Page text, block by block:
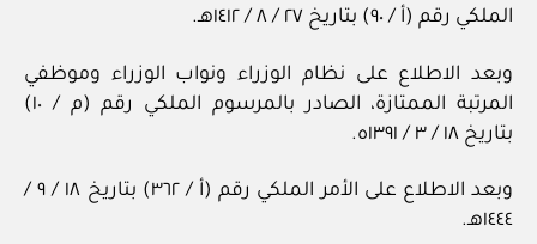
الملكي رقم (أ / ٩٠) بتاريخ ٢٧ / ٨ / ١٤١٢هـ.
وبعد الاطلاع على نظام الوزراء ونواب الوزراء وموظفي
المرتبة الممتازة، الصادر بالمرسوم الملكي رقم (م / ١٠)
بتاريخ ١٨ / ٣ / ١٣٩١ه.
وبعد الاطلاع على الأمر الملكي رقم (أ / ٣٦٢) بتاريخ ١٨ / ٩ /
١٤٤٤هـ.